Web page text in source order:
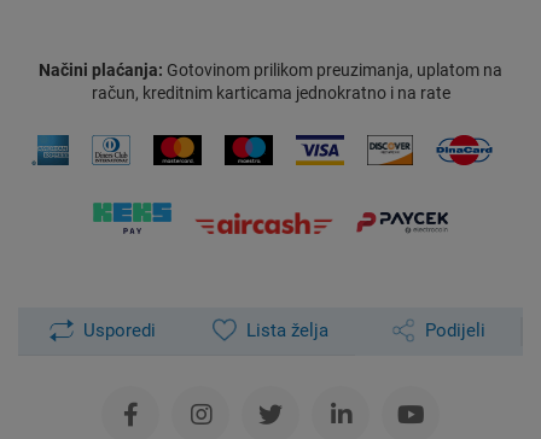
Načini plaćanja: Gotovinom prilikom preuzimanja, uplatom na
račun, kreditnim karticama jednokratno i na rate
Usporedi Lista želja Podijeli